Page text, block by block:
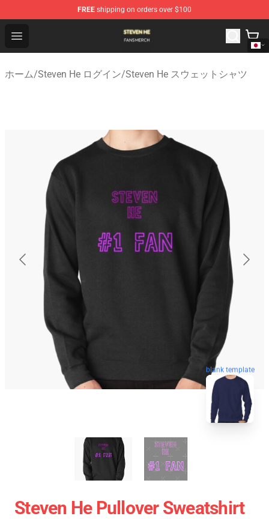
FREE shipping on orders over $100
Open menu
Steven He Shop - Official Steven He Merchandise Store
ホーム/Steven He ログイン/Steven He スウェットシャツ
blank template
Steven He Pullover Sweatshirt